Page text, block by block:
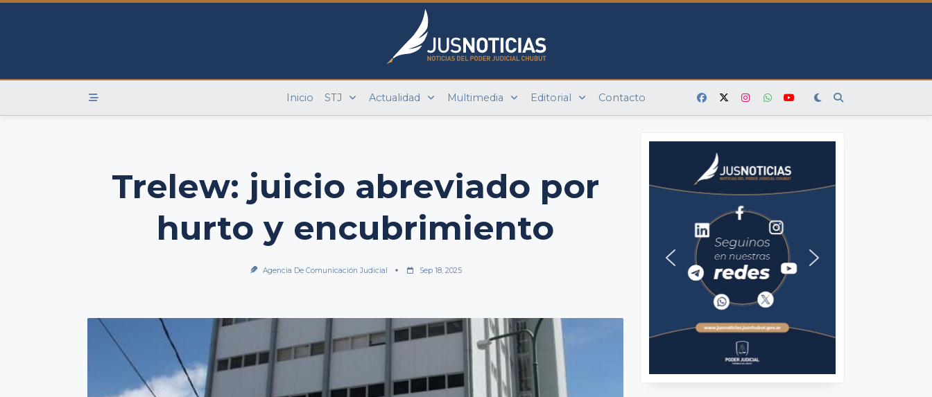
Skip
Inicio STJ Actualidad Multimedia Editorial Contacto
Trelew: juicio abreviado por
hurto y encubrimiento
Agencia De Comunicación Judicial Sep 18, 2025